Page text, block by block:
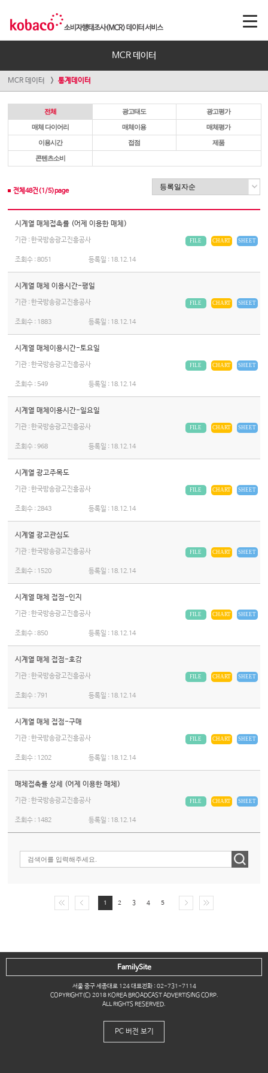
MCR 데이터
MCR 데이터 통계데이터
전체 광고태도 광고평가
매체 다이어리 매체이용 매체평가
이용시간 접점 제품
콘텐츠소비
전체 48건(1 /5)page
시계열 매체접촉률 (어제 이용한 매체)
기관 : 한국방송광고진흥공사 SHEET
CHART
FILE
조회수 :8051 등록일 : 18.12.14
시계열 매체 이용시간-평일
기관 : 한국방송광고진흥공사 SHEET
CHART
FILE
조회수 : 1883 등록일 : 18.12.14
시계열 매체이용시간-토요일
기관 : 한국방송광고진흥공사 SHEET
CHART
FILE
조회수 : 549 등록일 : 18.12.14
시계열 매체이용시간-일요일
기관 : 한국방송광고진흥공사 SHEET
CHART
FILE
조회수 :968 등록일 : 18.12.14
시계열 광고주목도
기관 : 한국방송광고진흥공사 SHEET
CHART
FILE
조회수 :2843 등록일 : 18.12.14
시계열 광고관심도
기관 : 한국방송광고진흥공사 SHEET
CHART
FILE
조회수 : 1520 등록일 : 18.12.14
시계열 매체 접점-인지
기관 : 한국방송광고진흥공사 SHEET
CHART
FILE
조회수 :850 등록일 : 18.12.14
시계열 매체 접점-호감
기관 : 한국방송광고진흥공사 SHEET
CHART
FILE
조회수 :791 등록일 : 18.12.14
시계열 매체 접점-구매
기관 : 한국방송광고진흥공사 SHEET
CHART
FILE
조회수 : 1202 등록일 : 18.12.14
매체접촉률 상세 (어제 이용한 매체)
기관 : 한국방송광고진흥공사 SHEET
CHART
FILE
조회수 : 1482 등록일 : 18.12.14
1 2 3 4 5
서울 중구 세종대로 124 대표전화 : 02-731-7114
COPYRIGHT(C) 2018 KOREA BROADCAST ADVERTISING CORP.
ALL RIGHTS RESERVED.
FamilySite
PC 버전 보기